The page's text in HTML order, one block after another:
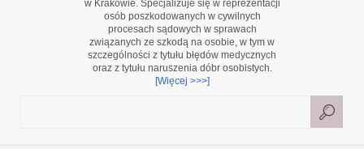
w Krakowie. Specjalizuje się w reprezentacji
osób poszkodowanych w cywilnych
procesach sądowych w sprawach
związanych ze szkodą na osobie, w tym w
szczególności z tytułu błędów medycznych
oraz z tytułu naruszenia dóbr osobistych.
[Więcej >>>]